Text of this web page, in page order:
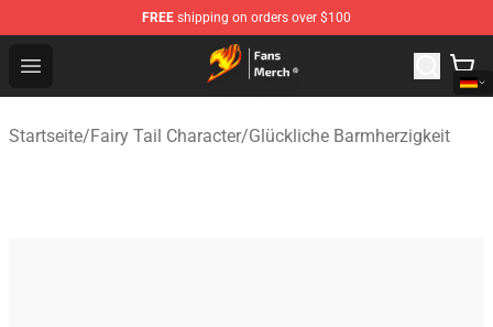
FREE shipping on orders over $100
Open menu
Fairy Tail Store - Official Fairy Tail Merchandise Shop
Startseite/Fairy Tail Character/Glückliche Barmherzigkeit